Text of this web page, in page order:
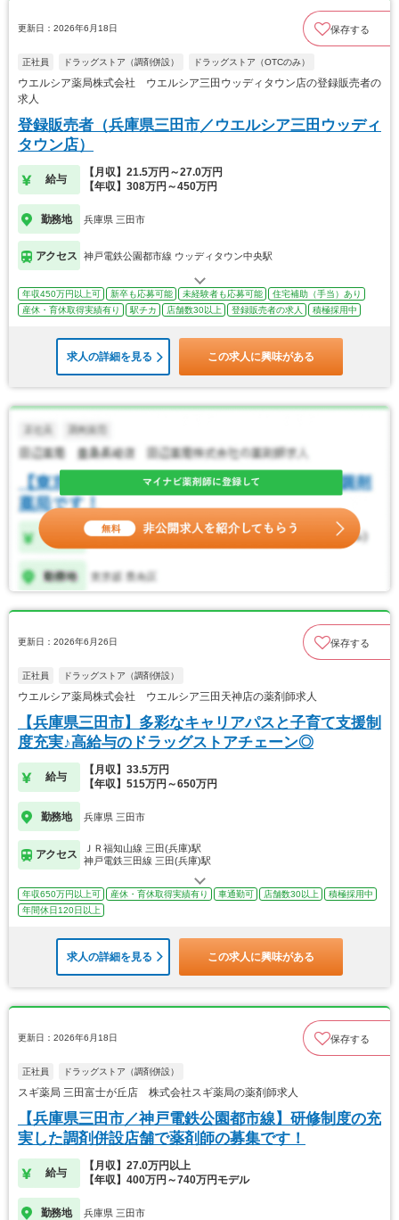
更新日：2026年6月18日 保存する
正社員 ドラッグストア（調剤併設） ドラッグストア（OTCのみ）
ウエルシア薬局株式会社 ウエルシア三田ウッディタウン店の登録販売者の
求人
登録販売者（兵庫県三田市／ウエルシア三田ウッディ
タウン店）
給与
【月収】21.5万円～27.0万円
【年収】308万円～450万円
勤務地 兵庫県 三田市
アクセス 神戸電鉄公園都市線 ウッディタウン中央駅
年収450万円以上可 新卒も応募可能 未経験者も応募可能
住宅補助（手当）あり
産休・育休取得実績有り
駅チカ 店舗数30以上 登録販売者の求人 積極採用中
求人の詳細を見る この求人に興味がある
更新日：2026年6月26日 保存する
正社員 ドラッグストア（調剤併設）
ウエルシア薬局株式会社 ウエルシア三田天神店の薬剤師求人
【兵庫県三田市】多彩なキャリアパスと子育て支援制
度充実♪高給与のドラッグストアチェーン◎
給与
【月収】33.5万円
【年収】515万円～650万円
勤務地 兵庫県 三田市
アクセス
ＪＲ福知山線 三田(兵庫)駅
神戸電鉄三田線 三田(兵庫)駅
年収650万円以上可 産休・育休取得実績有り 車通勤可 店舗数30以上
積極採用中
年間休日120日以上
求人の詳細を見る この求人に興味がある
更新日：2026年6月18日 保存する
正社員 ドラッグストア（調剤併設）
スギ薬局 三田富士が丘店 株式会社スギ薬局の薬剤師求人
【兵庫県三田市／神戸電鉄公園都市線】研修制度の充
実した調剤併設店舗で薬剤師の募集です！
給与
【月収】27.0万円以上
【年収】400万円～740万円モデル
勤務地 兵庫県 三田市